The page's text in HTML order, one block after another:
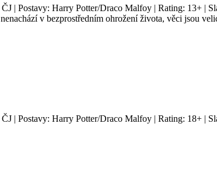
ČJ | Postavy: Harry Potter/Draco Malfoy | Rating: 13+ |
v bezprostředním ohrožení života, věci jsou
ČJ | Postavy: Harry Potter/Draco Malfoy | Rating: 18+ |